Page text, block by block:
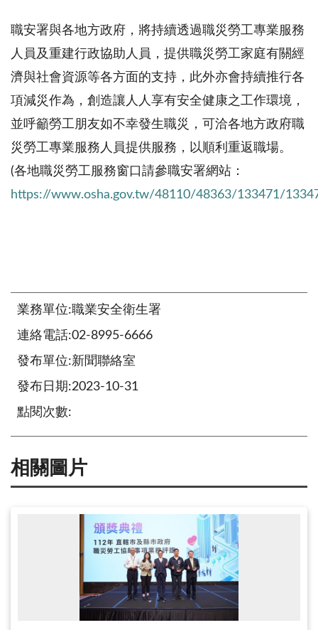
職安署與各地方政府，將持續透過職災勞工專業服務
人員及重建行政協助人員，提供職災勞工家庭有關經
濟與社會資源等各方面的支持，此外亦會持續推行各
項減災作為，創造讓人人享有安全健康之工作環境，
並呼籲勞工朋友如不幸發生職災，可洽各地方政府職
災勞工專業服務人員提供服務，以順利重返職場。
(各地職災勞工服務窗口請參職安署網站：
https://www.osha.gov.tw/48110/48363/133471/
業務單位:職業安全衛生署
連絡電話:02-8995-6666
發布單位:新聞聯絡室
發布日期:2023-10-31
點閱次數:
相關圖片